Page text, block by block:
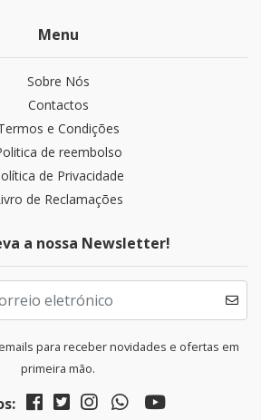
Menu
Sobre Nós
Contactos
e Condições
de reembolso
de Privacidade
de Reclamações
a nossa Newsletter!
para receber novidades e ofertas em
primeira mão.